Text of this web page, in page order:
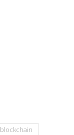
blockchain